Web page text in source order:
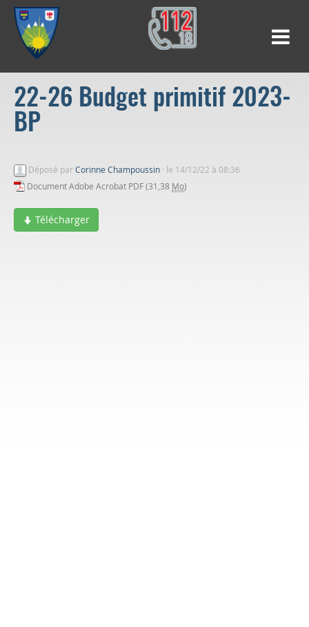
22-26 Budget primitif 2023-
BP
Déposé parCorinne Champoussin · le 14/12/22 à 08:36
Document Adobe Acrobat PDF (31,38 Mo)
Télécharger